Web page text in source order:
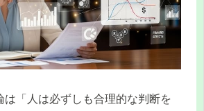
は「人は必ずしも合理的な判断を